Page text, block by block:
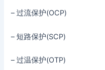
– 过流保护(OCP)
– 短路保护(SCP)
– 过温保护(OTP)